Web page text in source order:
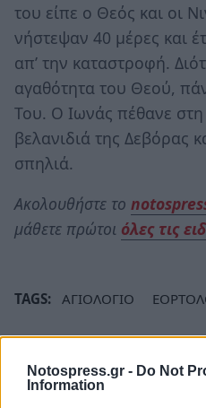
Notospress.gr - Do Not
Information
του είπε ο Θεός και οι
νήστεψαν 40 μέρες και
απ’ την καταστροφή.
αγαθότητα του Θεού,
Του. Ο Ιωνάς πέθανε
βελανιδιά της Δεβόρας
σπηλιά.
Ακολουθήστε το
μάθετε πρώτοι όλες τις
TAGS: ΑΓΙΟΛΟΓΙΟ